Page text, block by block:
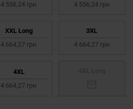
4 556,24 грн
4 556,24 грн
XXL Long
4 664,27 грн
3XL
4 664,27 грн
4XL
4 664,27 грн